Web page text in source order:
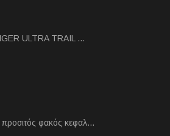
ULTRA TRAIL …
φακός κεφαλ…